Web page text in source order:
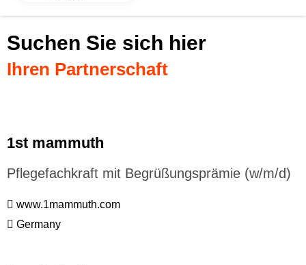
Suchen Sie sich hier
Ihren Partnerschaft
1st mammuth
Pflegefachkraft mit Begrüßungsprämie (w/m/d)
www.1mammuth.com
Germany